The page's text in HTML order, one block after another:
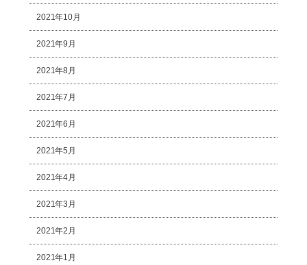
2021年10月
2021年9月
2021年8月
2021年7月
2021年6月
2021年5月
2021年4月
2021年3月
2021年2月
2021年1月